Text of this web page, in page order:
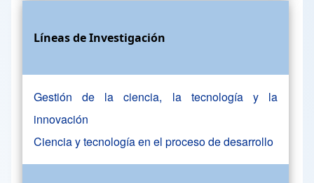
Líneas de Investigación
Gestión de la ciencia, la tecnología y la
innovación
Ciencia y tecnología en el proceso de desarrollo